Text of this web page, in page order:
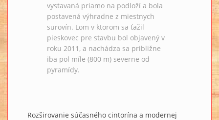
vystavaná priamo na podloží a bola
postavená výhradne z miestnych
surovín. Lom v ktorom sa ťažil
pieskovec pre stavbu bol objavený v
roku 2011, a nachádza sa približne
iba pol míle (800 m) severne od
pyramídy.
Rozširovanie súčasného cintorína a modernej